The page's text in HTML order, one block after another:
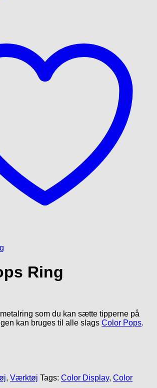
Ring
som du kan sætte tipperne på
kan bruges til alle slags Color Pops.
, Værktøj Tags: Color Display, Color